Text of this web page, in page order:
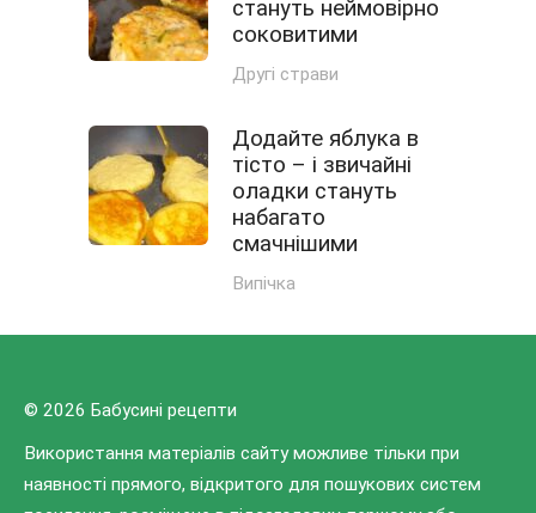
стануть неймовірно
соковитими
Другі страви
Додайте яблука в
тісто – і звичайні
оладки стануть
набагато
смачнішими
Випічка
© 2026 Бабусині рецепти
Використання матеріалів сайту можливе тільки при
наявності прямого, відкритого для пошукових систем